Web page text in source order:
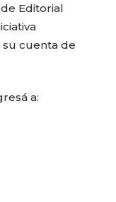
Editorial
su cuenta de
a: